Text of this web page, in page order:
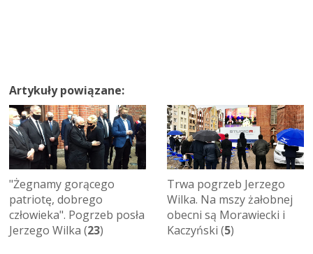
Artykuły powiązane:
"Żegnamy gorącego
patriotę, dobrego
człowieka". Pogrzeb posła
Jerzego Wilka (23)
Trwa pogrzeb Jerzego
Wilka. Na mszy żałobnej
obecni są Morawiecki i
Kaczyński (5)